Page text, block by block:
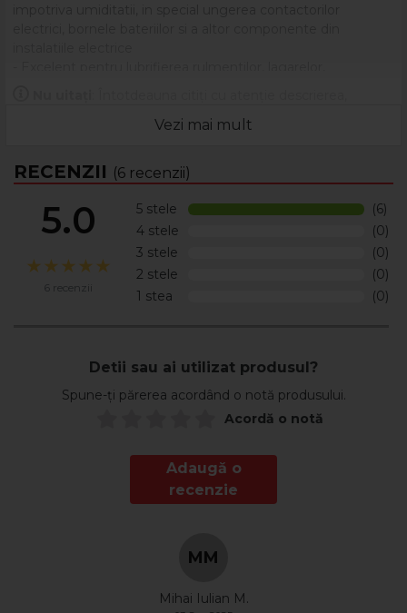
- Rezistenţă deosebită la apă sărată, agenţi chimici şi
- Utilizabil ca lubrifiant cu aderenţă ridicată, pentru metal,
plastic si garnituri din cauciuc.
- Recomandat pentru utilizare la temperatura maxima de
150°C.
MOD DE UTILIZARE:
O-RING PROTECT se utilizeaza ca atare, in functie de
instructiunile echipamentelor, componentelor de masini.
Produsul nu e toxic, nu are impact negativ asupra mediului.
Pentru mai multe informatii, verificati Fisa Tehnica din
Vezi mai mult
eticheta și ambalajul produsului înainte de a-l utiliza!
RECENZII (6 recenzii)
5.0
6 recenzii
5 stele
(6)
4 stele
(0)
3 stele
(0)
2 stele
(0)
1 stea
(0)
Detii sau ai utilizat produsul?
Spune-ți părerea acordând o notă produsului.
Acordă o notă
Adaugă o
recenzie
MM
Mihai Iulian M.